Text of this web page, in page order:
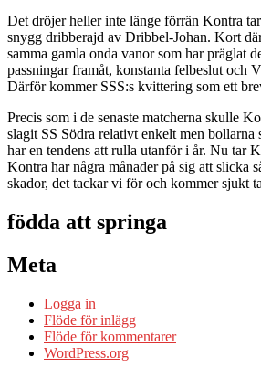
Det dröjer heller inte länge förrän Kontra
snygg dribberajd av Dribbel-Johan. Kort
samma gamla onda vanor som har präglat
passningar framåt, konstanta felbeslut och
Därför kommer SSS:s kvittering som ett
Precis som i de senaste matcherna skulle
slagit SS Södra relativt enkelt men bollarna
har en tendens att rulla utanför i år. Nu tar
Kontra har några månader på sig att slicka
skador, det tackar vi för och kommer sjukt
födda att springa
Meta
Logga in
Flöde för inlägg
Flöde för kommentarer
WordPress.org